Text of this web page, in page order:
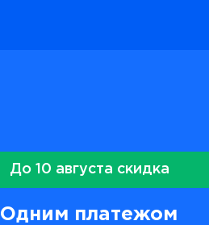
До 10 августа скидка
Одним платежом